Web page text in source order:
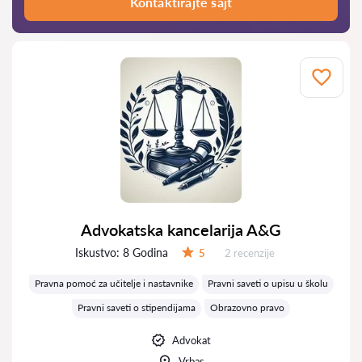
Advokatska kancelarija A&G
Iskustvo: 8 Godina 5 Recenzija:
2 recenzije
Pravna pomoć za učitelje i nastavnike
Pravni saveti o upisu u školu
Pravni saveti o stipendijama
Obrazovno pravo
Advokat